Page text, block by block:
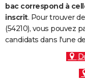
S'inscrire
Se connecter
Lycées
Collèges
Primaires
Universités
Entreprises
Service militaire
Avis de recherche
AVIS DE DÉCÈS
FORUM
bac correspond à
inscrit. Pour trouver
(54210), vous pouvez
candidats dans l'une